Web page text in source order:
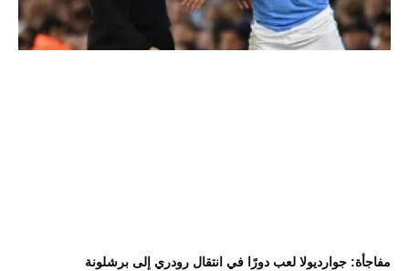
مفاجأة: جوارديولا لعب دورًا في انتقال رودري إلى برشلونة